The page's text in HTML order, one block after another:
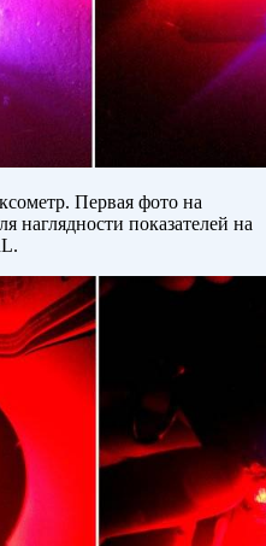
Первая фото на
наглядности показателей на